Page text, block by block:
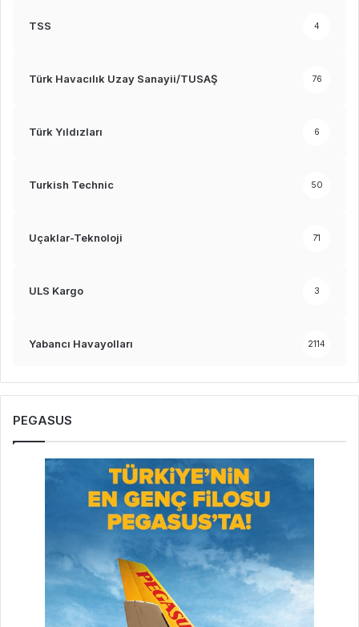
TSS 4
Türk Havacılık Uzay Sanayii/TUSAŞ 76
Türk Yıldızları 6
Turkish Technic 50
Uçaklar-Teknoloji 71
ULS Kargo 3
Yabancı Havayolları 2114
PEGASUS